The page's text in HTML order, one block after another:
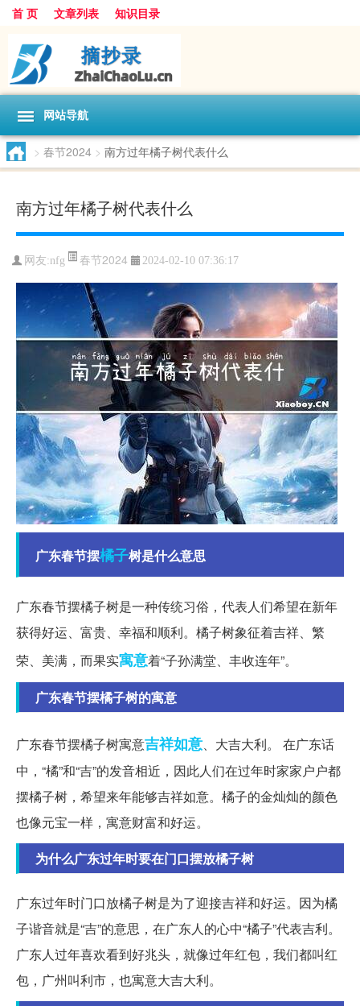
首 页 文章列表 知识目录
网站导航
> 春节2024 > 南方过年橘子树代表什么
南方过年橘子树代表什么
网友:nfg 春节2024 2024-02-10 07:36:17
广东春节摆橘子树是什么意思
广东春节摆橘子树是一种传统习俗，代表人们希望在新年
获得好运、富贵、幸福和顺利。橘子树象征着吉祥、繁
荣、美满，而果实寓意着“子孙满堂、丰收连年”。
广东春节摆橘子树的寓意
广东春节摆橘子树寓意吉祥如意、大吉大利。 在广东话
中，“橘”和“吉”的发音相近，因此人们在过年时家家户户都
摆橘子树，希望来年能够吉祥如意。橘子的金灿灿的颜色
也像元宝一样，寓意财富和好运。
为什么广东过年时要在门口摆放橘子树
广东过年时门口放橘子树是为了迎接吉祥和好运。因为橘
子谐音就是“吉”的意思，在广东人的心中“橘子”代表吉利。
广东人过年喜欢看到好兆头，就像过年红包，我们都叫红
包，广州叫利市，也寓意大吉大利。